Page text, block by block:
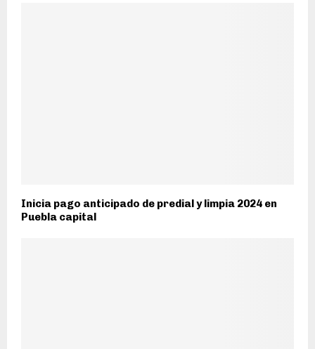
Inicia pago anticipado de predial y limpia 2024 en
Puebla capital